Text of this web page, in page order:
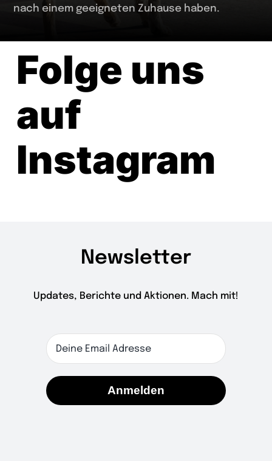
nach einem geeigneten Zuhause haben.
Folge uns
auf
Instagram
Newsletter
Updates, Berichte und Aktionen. Mach mit!
Anmelden